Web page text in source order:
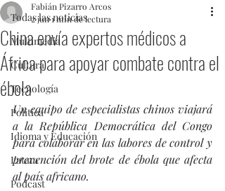
Todas las noticias
Multimedia
Cultura
Tecnología
Politica
Idioma y Educación
Latam
Podcast
China envía expertos médicos a
África para apoyar combate contra el
ébola
Fabián Pizarro Arcos
2 jun1 min de lectura
Un equipo de especialistas chinos viajará
a la República Democrática del Congo
para colaborar en las labores de control y
prevención del brote de ébola que afecta
al país africano.